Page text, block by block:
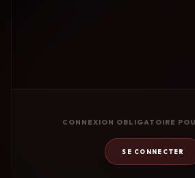
CONNEXION OBLIGATOIRE
SE CONNECTER